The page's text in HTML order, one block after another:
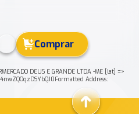
Comprar
DEUS E GRANDE LTDA -ME [lat] =>
Address: